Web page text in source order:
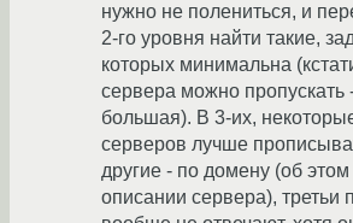
нужно не полениться, и
2-го уровня найти такие,
которых минимальна
сервера можно пропускать
большая). В 3-их,
серверов лучше
другие - по домену (об
описании сервера), третьи